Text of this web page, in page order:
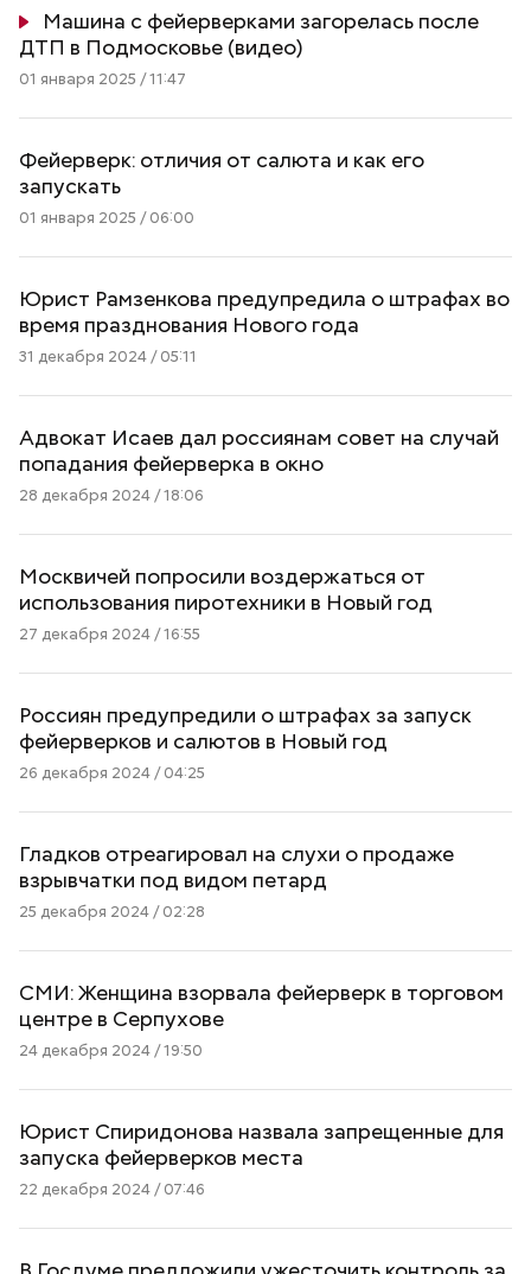
Машина с фейерверками загорелась после
ДТП в Подмосковье (видео)
01 января 2025 / 11:47
Фейерверк: отличия от салюта и как его
запускать
01 января 2025 / 06:00
Юрист Рамзенкова предупредила о штрафах во
время празднования Нового года
31 декабря 2024 / 05:11
Адвокат Исаев дал россиянам совет на случай
попадания фейерверка в окно
28 декабря 2024 / 18:06
Москвичей попросили воздержаться от
использования пиротехники в Новый год
27 декабря 2024 / 16:55
Россиян предупредили о штрафах за запуск
фейерверков и салютов в Новый год
26 декабря 2024 / 04:25
Гладков отреагировал на слухи о продаже
взрывчатки под видом петард
25 декабря 2024 / 02:28
СМИ: Женщина взорвала фейерверк в торговом
центре в Серпухове
24 декабря 2024 / 19:50
Юрист Спиридонова назвала запрещенные для
запуска фейерверков места
22 декабря 2024 / 07:46